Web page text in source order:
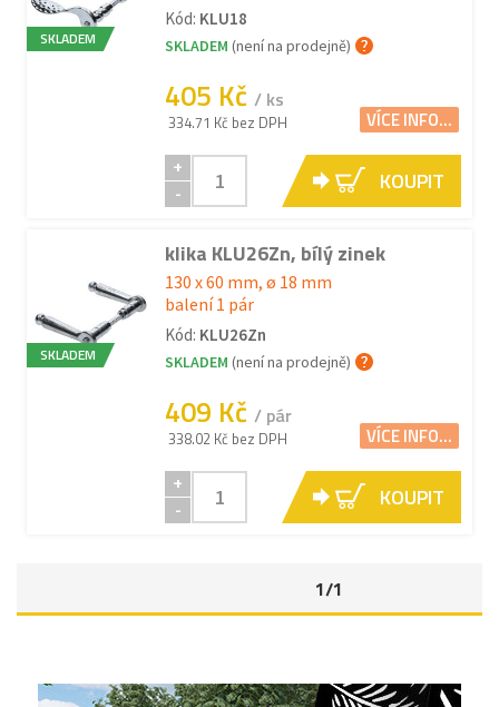
SKLADEM
Kód: KLU18
SKLADEM (není na prodejně)
405 Kč / ks
334.71 Kč bez DPH VÍCE INFO...
+
-
KOUPIT
SKLADEM
klika KLU26Zn, bílý zinek
130 x 60 mm, ø 18 mm
balení 1 pár
Kód: KLU26Zn
SKLADEM (není na prodejně)
409 Kč / pár
338.02 Kč bez DPH VÍCE INFO...
+
-
KOUPIT
1/1